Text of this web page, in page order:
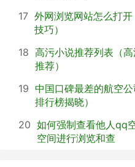
17 外网浏览网站怎么打
技巧）
18 高污小说推荐列表（
推荐）
19 中国口碑最差的航空
排行榜揭晓）
20 如何强制查看他人qq
空间进行浏览和查